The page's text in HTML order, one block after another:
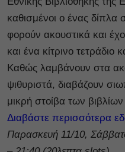
καθισμένοι ο ένας δίπλα
φορούν ακουστικά και
και ένα κίτρινο τετράδιο
Καθώς λαμβάνουν στα
ψιθυριστά, διαβάζουν
μικρή στοίβα των βιβλίων
Διαβάστε περισσότερα
Παρασκευή 11/10,